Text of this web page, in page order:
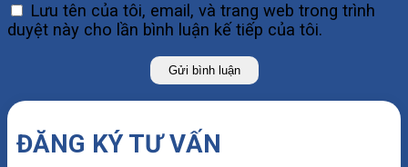
Lưu tên của tôi, email, và trang web trong trình
duyệt này cho lần bình luận kế tiếp của tôi.
ĐĂNG KÝ TƯ VẤN